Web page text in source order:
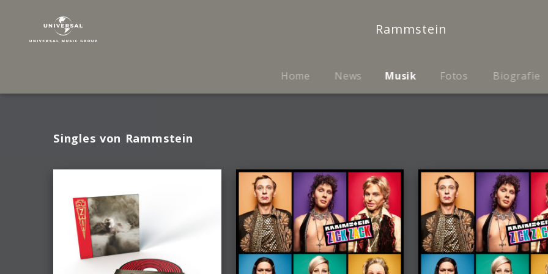
Musik
Rammstein
Home News Musik Fotos Biografie
Singles von Rammstein